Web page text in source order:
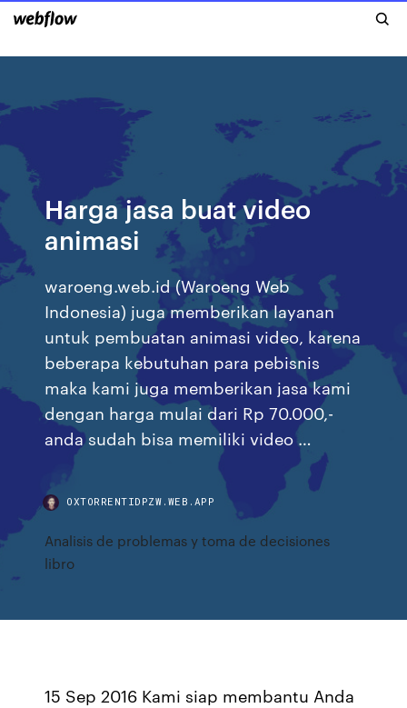
Harga jasa buat video
animasi
waroeng.web.id (Waroeng Web
Indonesia) juga memberikan layanan
untuk pembuatan animasi video, karena
beberapa kebutuhan para pebisnis
maka kami juga memberikan jasa kami
dengan harga mulai dari Rp 70.000,-
anda sudah bisa memiliki video …
OXTORRENTIDPZW.WEB.APP
Analisis de problemas y toma de decisiones
libro
15 Sep 2016 Kami siap membantu Anda